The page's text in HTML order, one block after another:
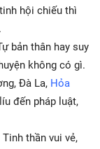
hội chiếu thì
bản thân hay suy
không có gì.
Đà La, Hỏa
đến pháp luật,
thần vui vẻ,